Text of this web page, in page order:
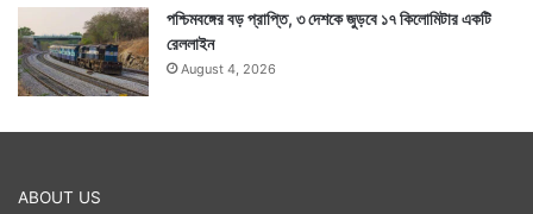
পশ্চিমবঙ্গের বড় প্রাপ্তি, ৩ দেশকে জুড়বে ১৭ কিলোমিটার একটি
রেললাইন
August 4, 2026
ABOUT US